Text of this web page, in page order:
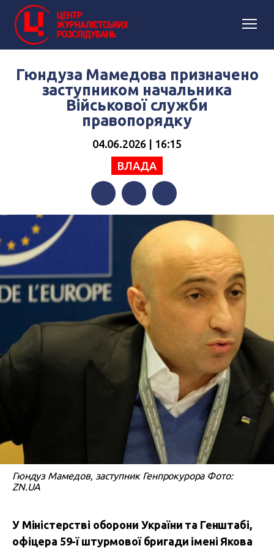
Гюндуза Мамедова призначено
заступником начальника
Військової служби
правопорядку
04.06.2026 | 16:15
ВЛАДА
FacebookTwitterTelegram
Гюндуз Мамедов, заступник Генпрокурора Фото:
ZN.UA
У Міністерстві оборони України та Генштабі,
офіцера 59-ї штурмової бригади імені Якова